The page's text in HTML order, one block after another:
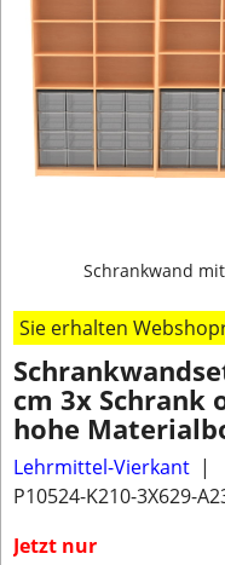
Schrankwand
Sie erhalten
cm 3x Schrank
hohe
Lehrmittel-Vierkant
P10524-K210-3X629-
Jetzt nur